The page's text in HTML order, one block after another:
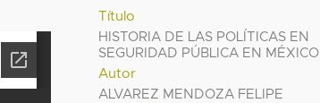
Título
HISTORIA DE LAS POLÍTICAS EN
SEGURIDAD PÚBLICA EN MÉXICO
Autor
ALVAREZ MENDOZA FELIPE